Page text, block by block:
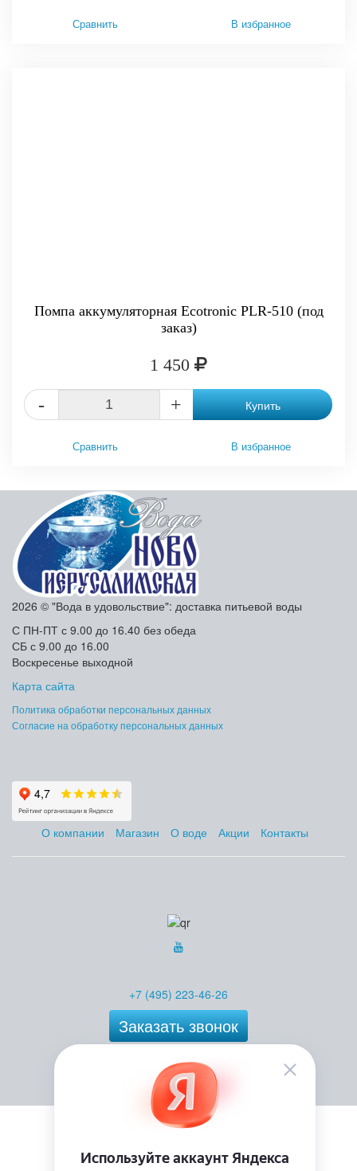
Сравнить В избранное
Помпа аккумуляторная Ecotronic PLR-510 (под
заказ)
1 450
- + Купить
Сравнить В избранное
2026 © "Вода в удовольствие": доставка питьевой воды
С ПН-ПТ с 9.00 до 16.40 без обеда
СБ с 9.00 до 16.00
Воскресенье выходной
Карта сайта
Политика обработки персональных данных
Согласие на обработку персональных данных
О компании Магазин О воде Акции Контакты
+7 (495) 223-46-26
Заказать звонок
115569, г. Москва,
ул.Домодедовская. д.4
помещение 19п, офис 42А
allovoda@mail.ru